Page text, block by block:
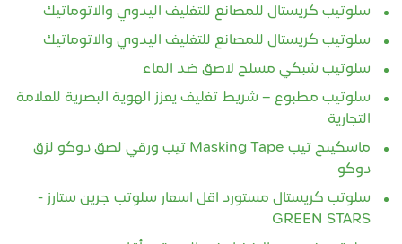
سلوتيب كريستال للمصانع للتغليف اليدوي والاتوماتيك
سلوتيب كريستال للمصانع للتغليف اليدوي والاتوماتيك
سلوتيب شبكي مسلح لاصق ضد الماء
سلوتيب مطبوع – شريط تغليف يعزز الهوية البصرية للعلامة
التجارية
ماسكينج تيب Masking Tape تيب ورقي لصق دوكو لزق
دوكو
سلوتب كريستال مستورد اقل اسعار سلوتب جرين ستارز -
GREEN STARS